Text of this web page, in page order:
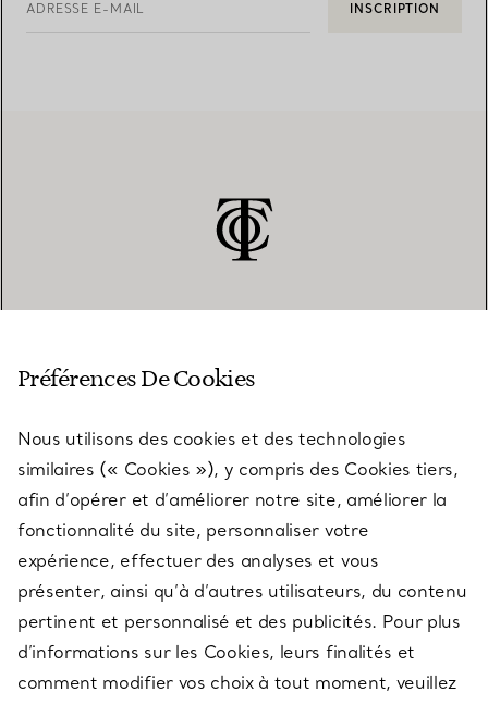
ADRESSE E-MAIL INSCRIPTION
SERVICES
À PROPOS
QUESTIONS LÉGALES
Préférences De Cookies
Nous utilisons des cookies et des technologies
similaires (« Cookies »), y compris des Cookies tiers,
afin d’opérer et d’améliorer notre site, améliorer la
fonctionnalité du site, personnaliser votre
expérience, effectuer des analyses et vous
présenter, ainsi qu’à d’autres utilisateurs, du contenu
pertinent et personnalisé et des publicités. Pour plus
d’informations sur les Cookies, leurs finalités et
comment modifier vos choix à tout moment, veuillez